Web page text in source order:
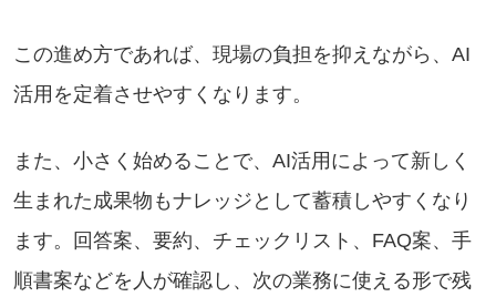
この進め方であれば、現場の負担を抑えながら、AI
活用を定着させやすくなります。
また、小さく始めることで、AI活用によって新しく
生まれた成果物もナレッジとして蓄積しやすくなり
ます。回答案、要約、チェックリスト、FAQ案、手
順書案などを人が確認し、次の業務に使える形で残